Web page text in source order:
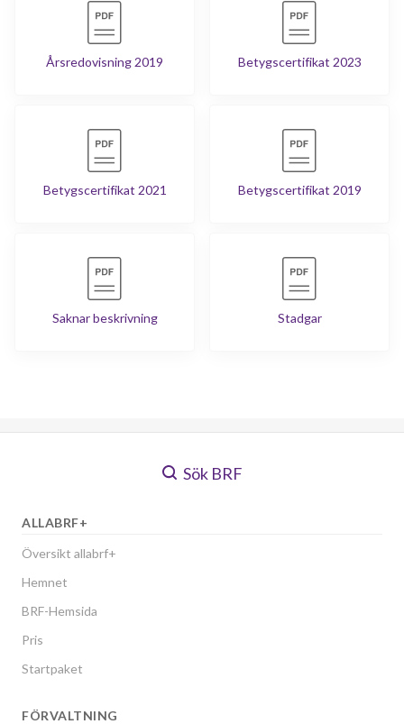
Årsredovisning 2019 Betygscertifikat 2023
Betygscertifikat 2021 Betygscertifikat 2019
Saknar beskrivning Stadgar
Sök BRF
ALLABRF+
Översikt allabrf+
Hemnet
BRF-Hemsida
Pris
Startpaket
FÖRVALTNING